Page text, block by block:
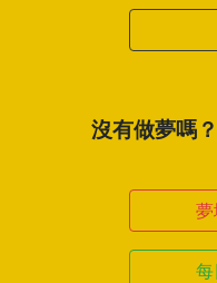
沒有做夢嗎